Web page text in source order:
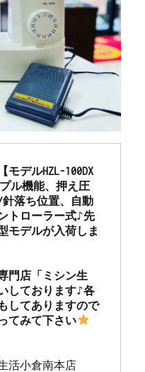
モデルHZL-100DX
ル機能、押え圧
落ち位置、自動
トローラー式♪先
モデルが入荷しま
門店「ミシン生
しております♪各
してありますので
てみて下さい
活小倉南本店